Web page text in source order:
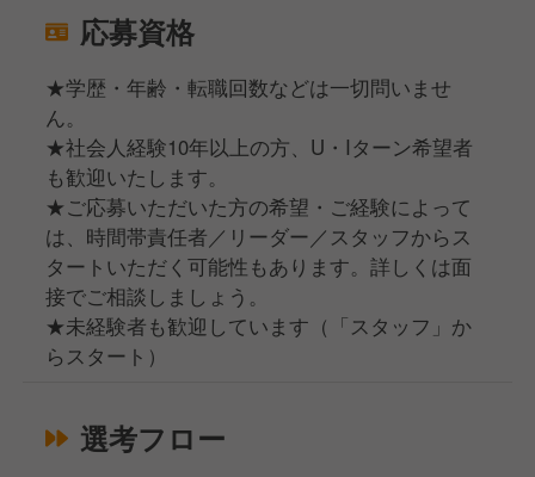
応募資格
★学歴・年齢・転職回数などは一切問いませ
ん。
★社会人経験10年以上の方、U・Iターン希望者
も歓迎いたします。
★ご応募いただいた方の希望・ご経験によって
は、時間帯責任者／リーダー／スタッフからス
タートいただく可能性もあります。詳しくは面
接でご相談しましょう。
★未経験者も歓迎しています（「スタッフ」か
らスタート）
選考フロー